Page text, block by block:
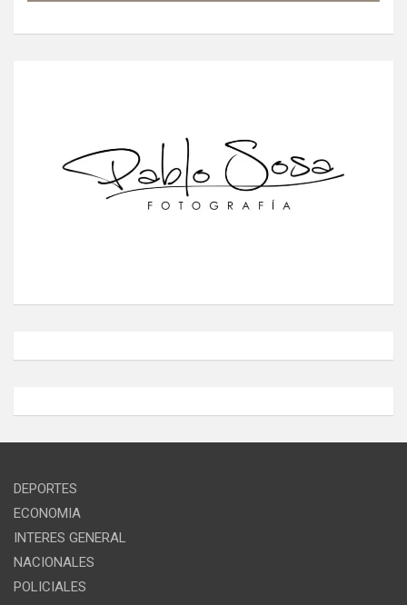
DEPORTES
ECONOMIA
INTERES GENERAL
NACIONALES
POLICIALES